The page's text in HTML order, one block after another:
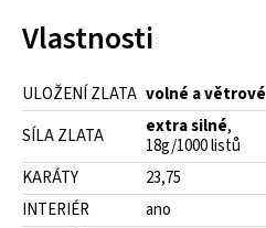
Vlastnosti
ULOŽENÍ ZLATA volné a větrové
SÍLA ZLATA
extra silné,
18g/1000 listů
KARÁTY
23,75
INTERIÉR
ano